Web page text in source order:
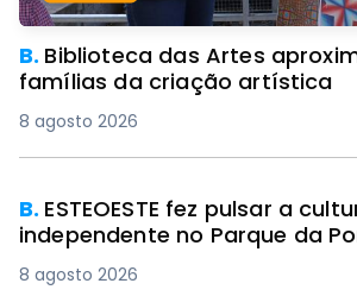
B. Biblioteca das Artes
famílias da criação artística
8 agosto 2026
B. ESTEOESTE fez pulsar a
independente no Parque da
8 agosto 2026